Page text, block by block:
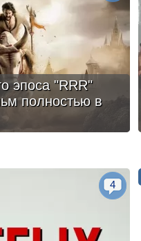
эпоса "RRR"
полностью в
4